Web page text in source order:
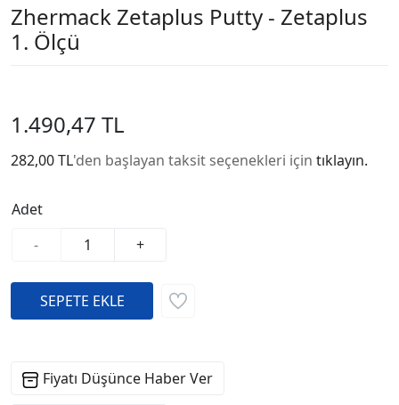
Zhermack Zetaplus Putty - Zetaplus
1. Ölçü
1.490,47 TL
282,00 TL'den başlayan taksit seçenekleri için tıklayın.
Adet
-
+
Fiyatı Düşünce Haber Ver